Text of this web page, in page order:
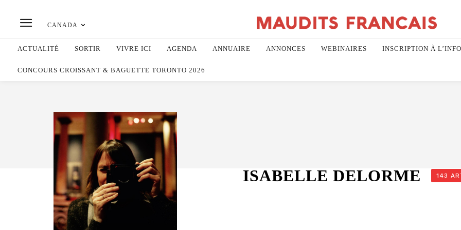
CANADA
ACTUALITÉ SORTIR VIVRE ICI AGENDA ANNUAIRE ANNONCES WEBINAIRES INSCRIPTION À
CONCOURS CROISSANT & BAGUETTE TORONTO 2026
ISABELLE DELORME 143